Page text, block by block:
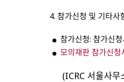
참가신청 및 기타사
참가신청: 참가신
모의재판 참가신청
(ICRC 서울사무